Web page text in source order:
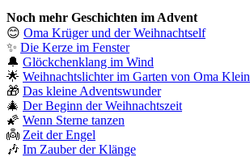
Noch mehr Geschichten im Advent
😊 Oma Krüger und der Weihnachtself
✨ Die Kerze im Fenster
🔔 Glöckchenklang im Wind
🌟 Weihnachtslichter im Garten von Oma Klein
🎁 Das kleine Adventswunder
🎄 Der Beginn der Weihnachtszeit
🌠 Wenn Sterne tanzen
👼 Zeit der Engel
🎶 Im Zauber der Klänge